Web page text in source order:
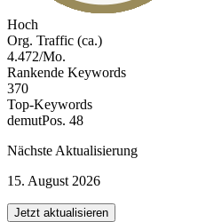
Hoch
Org. Traffic (ca.)
4.472/Mo.
Rankende Keywords
370
Top-Keywords
demutPos. 48
Nächste Aktualisierung
15. August 2026
Jetzt aktualisieren